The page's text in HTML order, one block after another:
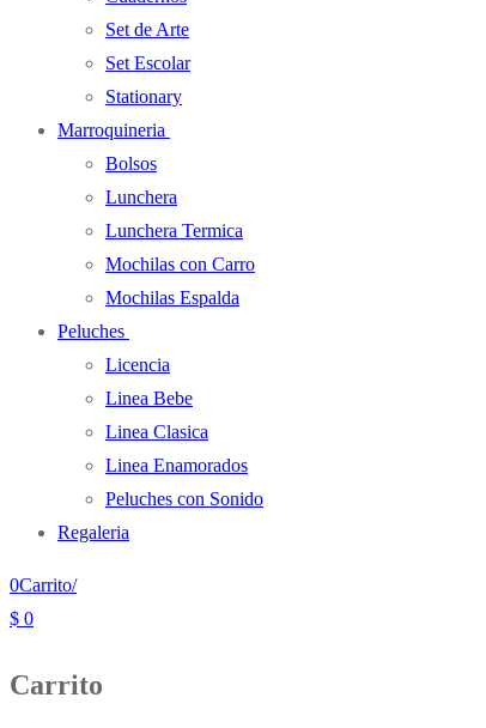
Set de Arte
Set Escolar
Stationary
Marroquineria
Bolsos
Lunchera
Lunchera Termica
Mochilas con Carro
Mochilas Espalda
Peluches
Licencia
Linea Bebe
Linea Clasica
Linea Enamorados
Peluches con Sonido
Regaleria
0Carrito/
$ 0
Carrito